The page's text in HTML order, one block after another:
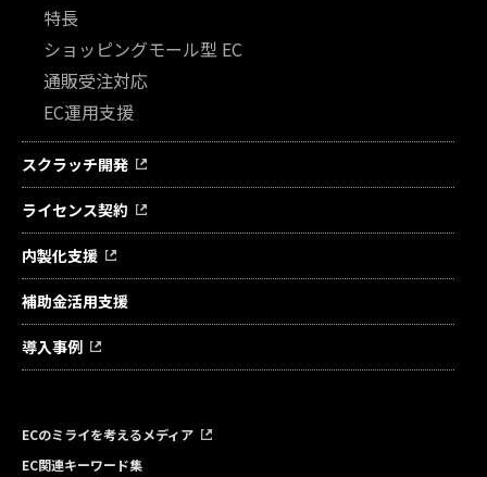
特長
ショッピングモール型 EC
通販受注対応
EC運用支援
スクラッチ開発
ライセンス契約
内製化支援
補助金活用支援
導入事例
ECのミライを考えるメディア
EC関連キーワード集